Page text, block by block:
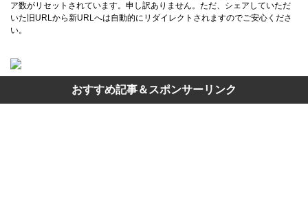
ア数がリセットされています。申し訳ありません。ただ、シェアしていただ
いた旧URLから新URLへは自動的にリダイレクトされますのでご安心くださ
い。
おすすめ記事＆スポンサーリンク